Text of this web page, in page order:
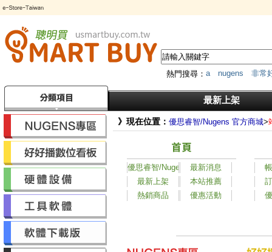
熱門搜尋： a nugens
非常
傳輸器
最新上架
》現在位置： 優思睿智/Nugens 官方商城>